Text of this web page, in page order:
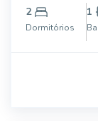
investir em
terreno, com 2
2
Dormitórios
1